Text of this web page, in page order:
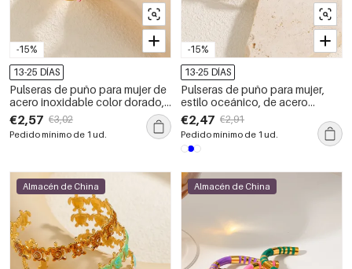
-15%
13-25 DÍAS
Pulseras de puño para mujer de
acero inoxidable color dorado,
estilo vacaciones oceánico,
con diseño de peces
esmaltados.
€2,57 €3,02
Pedido mínimo de 1 ud.
-15%
13-25 DÍAS
Pulseras de puño para mujer,
estilo oceánico, de acero
inoxidable esmaltado,
impermeables, color dorado.
€2,47 €2,91
Pedido mínimo de 1 ud.
Almacén de China Almacén de China